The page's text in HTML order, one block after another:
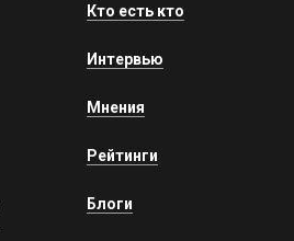
Кто есть кто
Интервью
Мнения
Рейтинги
Блоги